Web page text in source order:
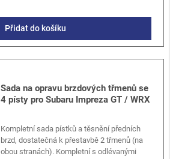
Přidat do košíku
Sada na opravu brzdových třmenů se
4 písty pro Subaru Impreza GT / WRX
Kompletní sada pístků a těsnění předních
brzd, dostatečná k přestavbě 2 třmenů (na
obou stranách). Kompletní s odlévanými